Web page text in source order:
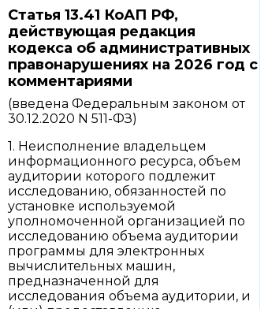
Статья 13.41 КоАП РФ,
действующая редакция
кодекса об административных
правонарушениях на 2026 год с
комментариями
(введена Федеральным законом от
30.12.2020 N 511-ФЗ)
1. Неисполнение владельцем
информационного ресурса, объем
аудитории которого подлежит
исследованию, обязанностей по
установке используемой
уполномоченной организацией по
исследованию объема аудитории
программы для электронных
вычислительных машин,
предназначенной для
исследования объема аудитории, и